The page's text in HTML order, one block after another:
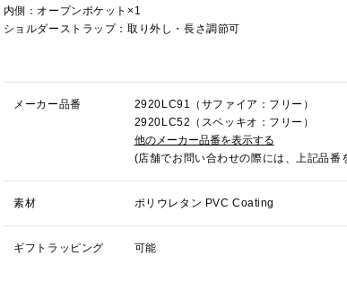
内側：オープンポケット×1
ショルダーストラップ：取り外し・長さ調節可
メーカー品番
2920LC91（サファイア：フリー）
2920LC52（スペッキオ：フリー）
他のメーカー品番を表示する
(店舗でお問い合わせの際には、上記品番
素材 ポリウレタン PVC Coating
ギフトラッピング 可能